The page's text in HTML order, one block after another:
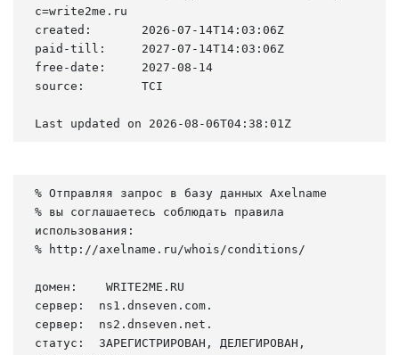
c=write2me.ru
created:       2026-07-14T14:03:06Z
paid-till:     2027-07-14T14:03:06Z
free-date:     2027-08-14
source:        TCI
Last updated on 2026-08-06T04:38:01Z
% Отправляя запрос в базу данных Axelname
% вы соглашаетесь соблюдать правила
использования:
% http://axelname.ru/whois/conditions/
домен:    WRITE2ME.RU
сервер:  ns1.dnseven.com.
сервер:  ns2.dnseven.net.
статус:  ЗАРЕГИСТРИРОВАН, ДЕЛЕГИРОВАН,